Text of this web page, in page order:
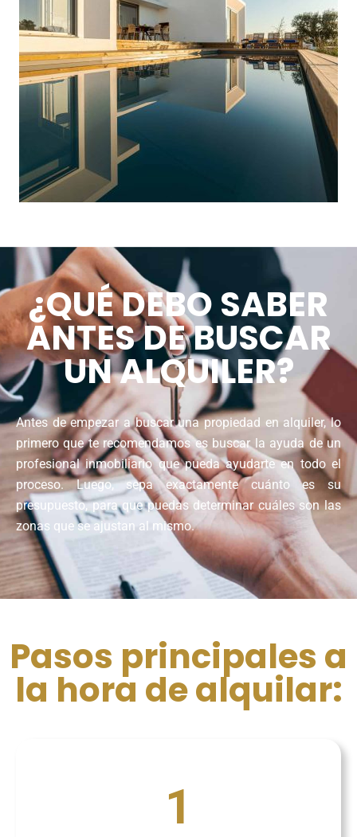
¿QUÉ DEBO SABER
ANTES DE BUSCAR
UN ALQUILER?
Antes de empezar a buscar una propiedad en alquiler, lo
primero que te recomendamos es buscar la ayuda de un
profesional inmobiliario que pueda ayudarte en todo el
proceso. Luego, sepa exactamente cuánto es su
presupuesto, para que puedas determinar cuáles son las
zonas que se ajustan al mismo.
Pasos principales a
la hora de alquilar:
1